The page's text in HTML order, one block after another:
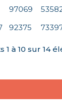
97069
92375
à 10 sur 14